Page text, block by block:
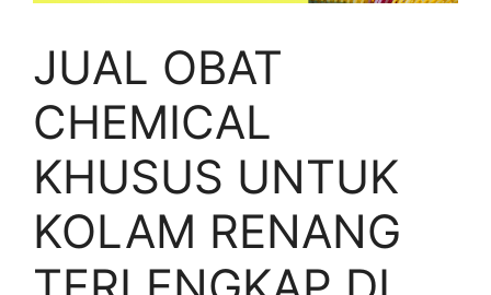
JUAL OBAT
CHEMICAL
KHUSUS UNTUK
KOLAM RENANG